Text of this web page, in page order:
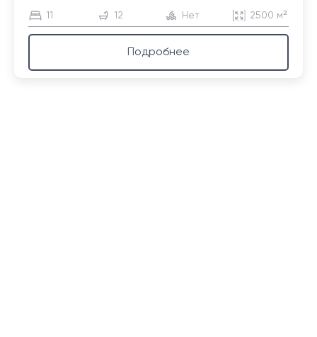
11 12 Нет 2500 м²
Подробнее